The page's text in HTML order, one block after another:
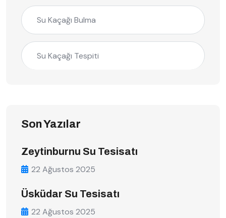
Su Kaçağı Bulma
Su Kaçağı Tespiti
Son Yazılar
Zeytinburnu Su Tesisatı
22 Ağustos 2025
Üsküdar Su Tesisatı
22 Ağustos 2025